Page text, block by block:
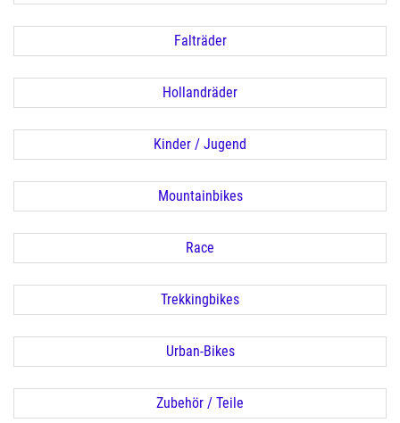
Falträder
Hollandräder
Kinder / Jugend
Mountainbikes
Race
Trekkingbikes
Urban-Bikes
Zubehör / Teile